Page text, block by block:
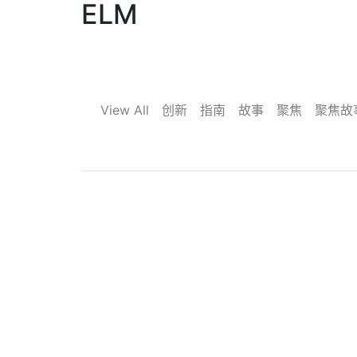
ELM
View All 创新 指南 故事 聚焦 聚焦故